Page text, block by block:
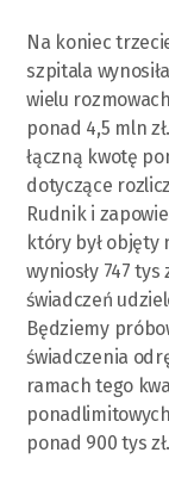
Na koniec
szpitala
wielu
ponad 4,5 mln
łączną kwotę
dotyczące
Rudnik i
który był objęty
wyniosły 747 tys
świadczeń
Będziemy
świadczenia
ramach tego
ponad 900 tys zł.